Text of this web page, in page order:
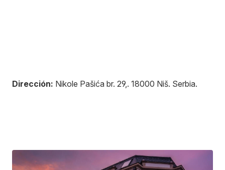
Dirección: Nikole Pašića br. 29, . 18000 Niš. Serbia.